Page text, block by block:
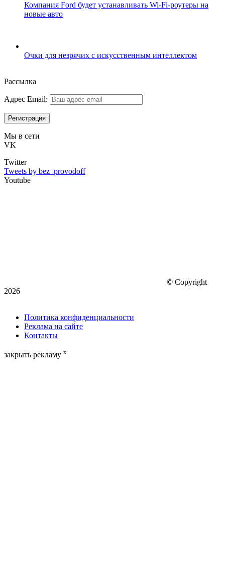
Компания Ford будет устанавливать Wi-Fi-роутеры на
новые авто
Очки для незрячих с искусственным интеллектом
Рассылка
Адрес Email:
Мы в сети
VK
Twitter
Tweets by bez_provodoff
Youtube
© Copyright
2026
Политика конфиденциальности
Реклама на сайте
Контакты
закрыть рекламу x